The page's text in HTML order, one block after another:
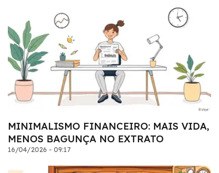
MINIMALISMO FINANCEIRO: MAIS VIDA,
MENOS BAGUNÇA NO EXTRATO
16/04/2026 - 09:17